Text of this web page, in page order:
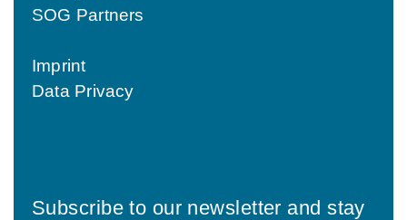
SOG Partners
Imprint
Data Privacy
Subscribe to our newsletter and stay